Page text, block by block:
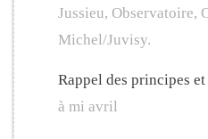
Jussieu, Observatoire,
Michel/Juvisy.
Rappel des principes
à mi avril